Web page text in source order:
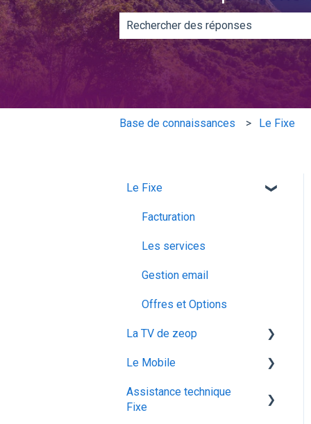
Il n'y a aucune suggestion car le
Base de connaissances Le Fixe
Le Fixe
Facturation
Les services
Gestion email
Offres et Options
La TV de zeop
Les bouquets chaines en
Plateforme streaming -
Le Mobile
configuration ios
Assistance technique
Fixe